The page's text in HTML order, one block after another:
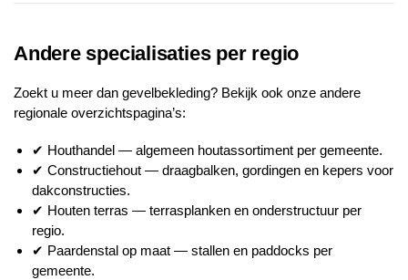
Andere specialisaties per regio
Zoekt u meer dan gevelbekleding? Bekijk ook onze andere
regionale overzichtspagina’s:
✔ Houthandel — algemeen houtassortiment per gemeente.
✔ Constructiehout — draagbalken, gordingen en kepers voor
dakconstructies.
✔ Houten terras — terrasplanken en onderstructuur per
regio.
✔ Paardenstal op maat — stallen en paddocks per
gemeente.